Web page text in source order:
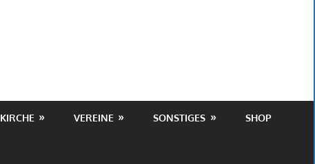
KIRCHE VEREINE SONSTIGES SHOP